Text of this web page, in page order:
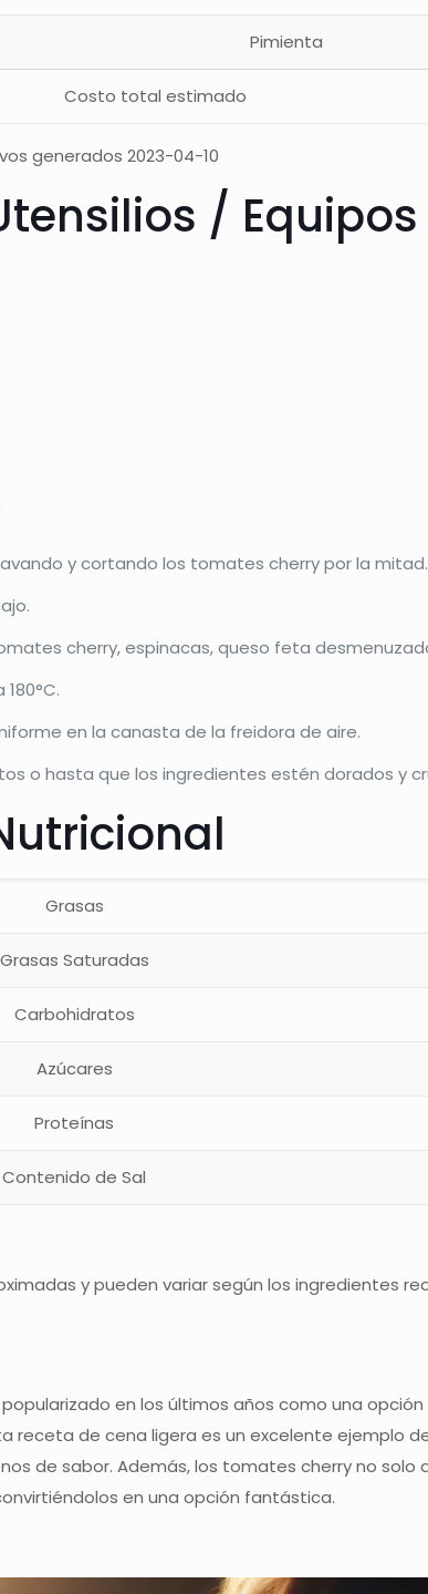
Pimienta
Costo total estimado
generados 2023-04-10
/ Equipos
y cortando los tomates cherry por la mitad.
cherry, espinacas, queso feta
en la canasta de la freidora de aire.
o hasta que los ingredientes estén dorados y
Grasas
Grasas Saturadas
Carbohidratos
Azúcares
Proteínas
Contenido de Sal
y pueden variar según los ingredientes
en los últimos años como una
receta de cena ligera es un excelente ejemplo
de sabor. Además, los tomates cherry no
en una opción fantástica.